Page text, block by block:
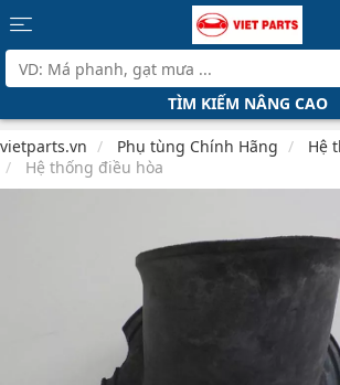
TÌM KIẾM NÂNG CAO
vietparts.vn Phụ tùng Chính Hãng
Hệ
Hệ thống điều hòa